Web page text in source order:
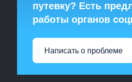
путевку? Есть
работы органов
Написать о проблеме